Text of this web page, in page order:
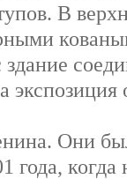
В
здание
экспозиция
Они
года,